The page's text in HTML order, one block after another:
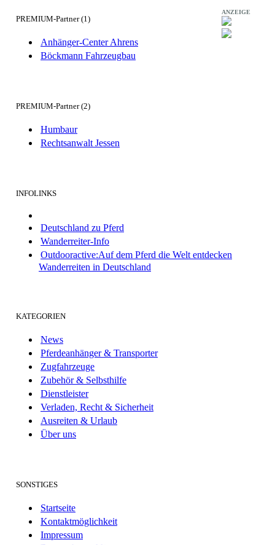
ANZEIGE
PREMIUM-Partner (1)
Anhänger-Center Ahrens
Böckmann Fahrzeugbau
PREMIUM-Partner (2)
Humbaur
Rechtsanwalt Jessen
INFOLINKS
Deutschland zu Pferd
Wanderreiter-Info
Outdooractive:Auf dem Pferd die Welt entdecken
Wanderreiten in Deutschland
KATEGORIEN
News
Pferdeanhänger & Transporter
Zugfahrzeuge
Zubehör & Selbsthilfe
Dienstleister
Verladen, Recht & Sicherheit
Ausreiten & Urlaub
Über uns
SONSTIGES
Startseite
Kontaktmöglichkeit
Impressum